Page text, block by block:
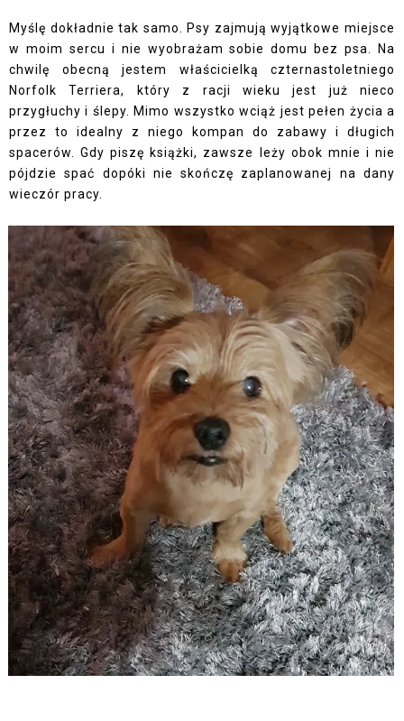
Myślę dokładnie tak samo. Psy zajmują wyjątkowe miejsce
w moim sercu i nie wyobrażam sobie domu bez psa. Na
chwilę obecną jestem właścicielką czternastoletniego
Norfolk Terriera, który z racji wieku jest już nieco
przygłuchy i ślepy. Mimo wszystko wciąż jest pełen życia a
przez to idealny z niego kompan do zabawy i długich
spacerów. Gdy piszę książki, zawsze leży obok mnie i nie
pójdzie spać dopóki nie skończę zaplanowanej na dany
wieczór pracy.